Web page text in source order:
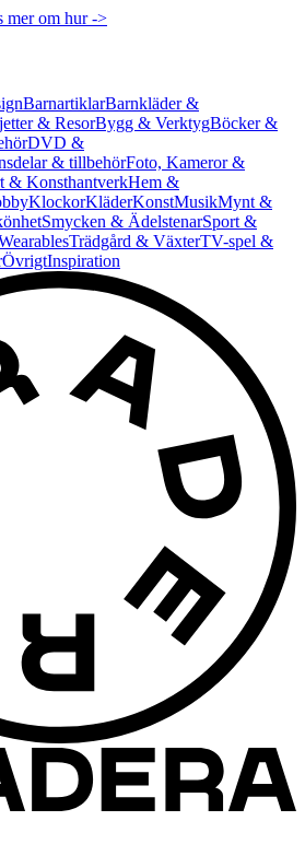
mer om hur ->
BarnartiklarBarnkläder &
& ResorBygg & VerktygBöcker &
DVD &
& tillbehörFoto, Kameror &
& KonsthantverkHem &
KlockorKläderKonstMusikMynt &
Smycken & ÄdelstenarSport &
Trädgård & VäxterTV-spel &
ÖvrigtInspiration